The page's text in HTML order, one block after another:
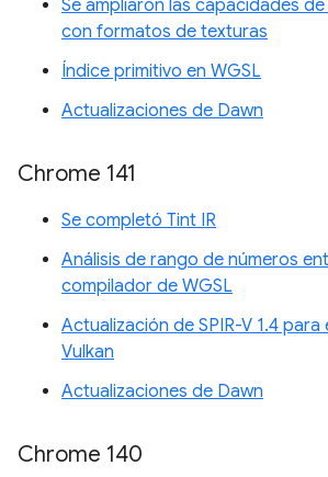
Se ampliaron las capacidades
con formatos de texturas
Índice primitivo en WGSL
Actualizaciones de Dawn
Chrome 141
Se completó Tint IR
Análisis de rango de números
compilador de WGSL
Actualización de SPIR-V 1.4
Vulkan
Actualizaciones de Dawn
Chrome 140